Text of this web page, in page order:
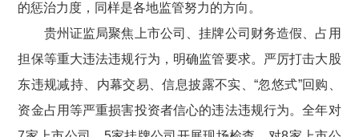
的惩治力度，同样是各地监管努力的方向。
贵州证监局聚焦上市公司、挂牌公司财务造假、占用
担保等重大违法违规行为，明确监管要求。严厉打击大股
东违规减持、内幕交易、信息披露不实、“忽悠式”回购、
资金占用等严重损害投资者信心的违法违规行为。全年对